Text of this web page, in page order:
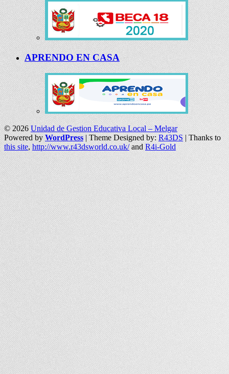
APRENDO EN CASA
© 2026Unidad de Gestion Educativa Local – Melgar
Powered byWordPress | Theme Designed by: R43DS| Thanks to
this site,http://www.r43dsworld.co.uk/and R4i-Gold